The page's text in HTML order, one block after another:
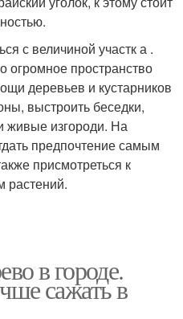
с величиной участк а .
огромное пространство
деревьев и кустарников
выстроить беседки,
живые изгороди. На
предпочтение самым
присмотреться к
растений.
в городе.
сажать в